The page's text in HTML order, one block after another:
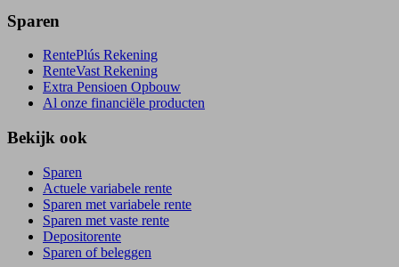
Sparen
RentePlús Rekening
RenteVast Rekening
Extra Pensioen Opbouw
Al onze financiële producten
Bekijk ook
Sparen
Actuele variabele rente
Sparen met variabele rente
Sparen met vaste rente
Depositorente
Sparen of beleggen